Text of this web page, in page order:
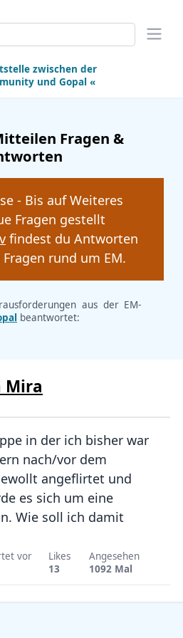
zwischen der
und Gopal «
Fragen &
- Bis auf Weiteres
Fragen gestellt
findest du Antworten
rund um EM.
aus der EM-
beantwortet:
Mira
in der ich bisher war
nach/vor dem
angeflirtet und
es sich um eine
Wie soll ich damit
vor
Likes
13
Angesehen
1092 Mal